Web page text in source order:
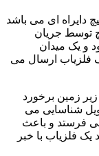
دایراه ای می باشد
توسط جریان
و یک میدان
فلزیاب ارسال می
زمین برخورد
شناسایی می
فرستد و باعث
یک فلزیاب با خبر